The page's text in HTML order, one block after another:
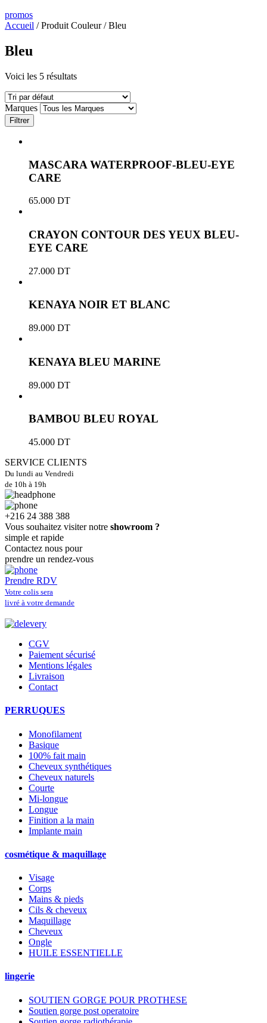
promos
Accueil / Produit Couleur / Bleu
Bleu
Voici les 5 résultats
Marques
Filtrer
MASCARA WATERPROOF-BLEU-EYE
CARE
65.000 DT
CRAYON CONTOUR DES YEUX BLEU-
EYE CARE
27.000 DT
KENAYA NOIR ET BLANC
89.000 DT
KENAYA BLEU MARINE
89.000 DT
BAMBOU BLEU ROYAL
45.000 DT
SERVICE CLIENTS
Du lundi au Vendredi
de 10h à 19h
+216 24 388 388
Vous souhaitez visiter notre showroom ?
simple et rapide
Contactez nous pour
prendre un rendez-vous
Prendre RDV
Votre colis sera
livré à votre demande
CGV
Paiement sécurisé
Mentions légales
Livraison
Contact
PERRUQUES
Monofilament
Basique
100% fait main
Cheveux synthétiques
Cheveux naturels
Courte
Mi-longue
Longue
Finition a la main
Implante main
cosmétique & maquillage
Visage
Corps
Mains & pieds
Cils & cheveux
Maquillage
Cheveux
Ongle
HUILE ESSENTIELLE
lingerie
SOUTIEN GORGE POUR PROTHESE
Soutien gorge post operatoire